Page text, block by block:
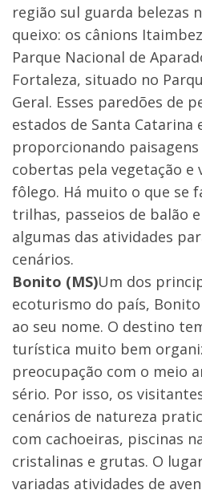
região sul guarda belezas
queixo: os cânions
Parque Nacional de
Fortaleza, situado no
Geral. Esses paredões de
estados de Santa Catarina
proporcionando
cobertas pela vegetação e
fôlego. Há muito o que se
trilhas, passeios de balão
algumas das atividades
cenários.
Bonito (MS)Um dos
ecoturismo do país,
ao seu nome. O destino
turística muito bem
preocupação com o meio
sério. Por isso, os
cenários de natureza
com cachoeiras, piscinas
cristalinas e grutas. O
variadas atividades de